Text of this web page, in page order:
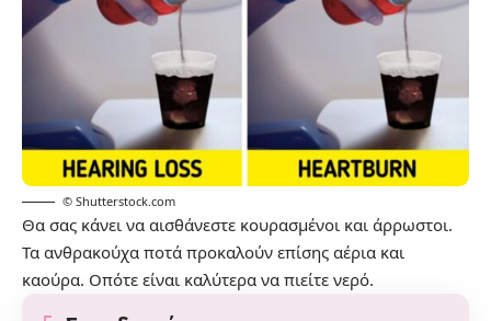
© Shutterstock.com
Θα σας κάνει να αισθάνεστε κουρασμένοι και άρρωστοι.
Τα ανθρακούχα ποτά προκαλούν επίσης αέρια και
καούρα. Οπότε είναι καλύτερα να πιείτε νερό.